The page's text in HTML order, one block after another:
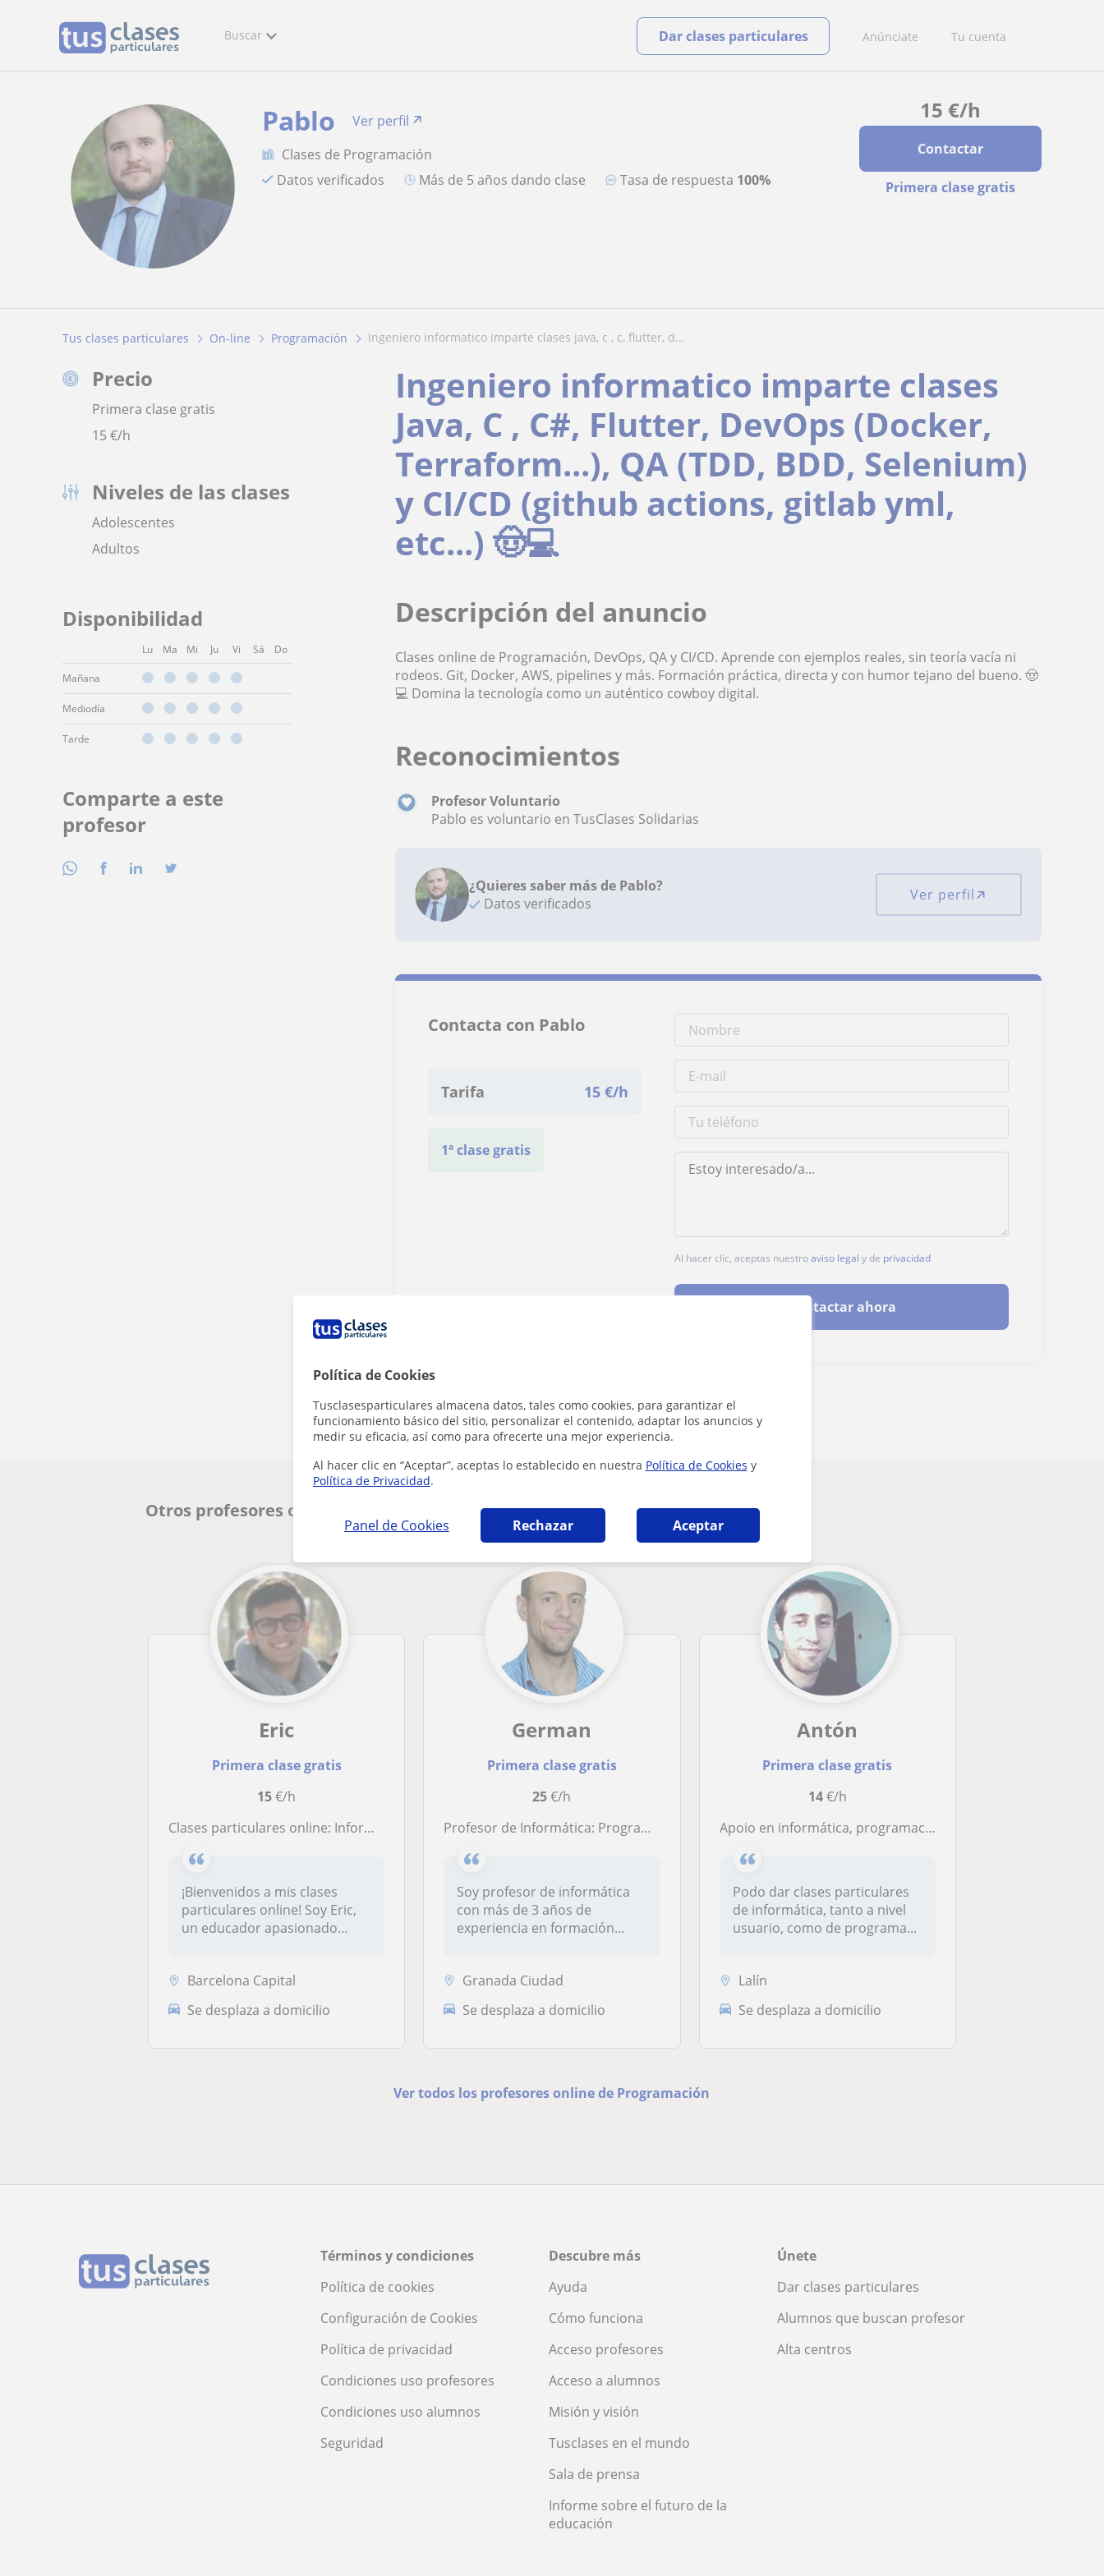
Política de Cookies
Tusclasesparticulares almacena datos, tales como cookies, para garantizar el
funcionamiento básico del sitio, personalizar el contenido, adaptar los anuncios y
medir su eficacia, así como para ofrecerte una mejor experiencia.
Al hacer clic en “Aceptar”, aceptas lo establecido en nuestra Política de Cookies y
Política de Privacidad.
Panel de Cookies Rechazar Aceptar
Buscar Anúnciate Tu cuenta
Dar clases particulares
15 €/h
Contactar
Primera clase gratis
Pablo
Ver perfil
Clases de Programación
Datos verificados
más de 5 años dando clase Tasa de respuesta 100%
Tus clases particulares On-line Programación ingeniero informatico imparte clases java, c , c, flutter, d...
Precio
Primera clase gratis
15€/h
Niveles de las clases
Adolescentes
Adultos
Disponibilidad
Lu Ma Mi Ju Vi Sá Do
Mañana
Mediodía
Tarde
Comparte a este
profesor
Ingeniero informatico imparte clases
Java, C , C#, Flutter, DevOps (Docker,
Terraform...), QA (TDD, BDD, Selenium)
y CI/CD (github actions, gitlab yml,
etc...) 🤠💻
Descripción del anuncio
Clases online de Programación, DevOps, QA y CI/CD. Aprende con ejemplos reales, sin teoría vacía ni
rodeos. Git, Docker, AWS, pipelines y más. Formación práctica, directa y con humor tejano del bueno. 🤠
💻 Domina la tecnología como un auténtico cowboy digital.
Reconocimientos
Profesor Voluntario
Pablo es voluntario en TusClases Solidarias
¿Quieres saber más de Pablo?
Datos verificados
Ver perfil
Contacta con Pablo
Tarifa 15 €/h
1ª clase gratis
Al hacer clic, aceptas nuestroaviso legal y de privacidad
Contactar ahora
Otros profesores online de Programación que pueden interesarte
Eric
Primera clase gratis
15€/h
Clases particulares online: Informática, Project Management, Programación, SQL y más
¡Bienvenidos a mis clases
particulares online! Soy Eric,
un educador apasionado
Barcelona Capital
Se desplaza a domicilio
German
Primera clase gratis
25€/h
Profesor de Informática: Programación, Redes y Desarrollo Web/Apps – Clases Prácticas y Personalizadas
Soy profesor de informática
con más de 3 años de
experiencia en formación
Granada Ciudad
Se desplaza a domicilio
Antón
Primera clase gratis
14€/h
Apoio en informática, programación, posibilidades dos móbiles intelixentes, Bacharel, Secundaria (varias asignaturas), etc
Podo dar clases particulares
de informática, tanto a nivel
usuario, como de programa...
Lalín
Se desplaza a domicilio
Ver todos los profesores online de Programación
Términos y condiciones
Política de cookies
Configuración de Cookies
Política de privacidad
Condiciones uso profesores
Condiciones uso alumnos
Seguridad
Descubre más
Ayuda
Cómo funciona
Acceso profesores
Acceso a alumnos
Misión y visión
Tusclases en el mundo
Sala de prensa
Informe sobre el futuro de la
educación
Únete
Dar clases particulares
Alumnos que buscan profesor
Alta centros